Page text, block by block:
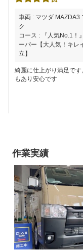
車両 : マツダ MAZDA3
ク
コース : 『人気No.1！
ーパー【大人気！キレ
立】
綺麗に仕上がり満足で
もあり安心です
作業実績